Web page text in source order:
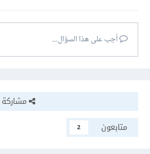
أجب على هذا السؤال...
مشاركة
متابعون
2